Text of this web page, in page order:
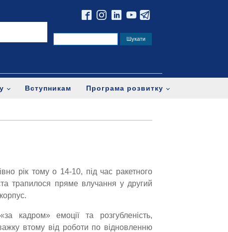
Вступникам Програма розвитку
рік тому о 14-10, під час ракетного
трапилося пряме влучання у другий
кадром» емоції та розгубленість,
втому від роботи по відновленню